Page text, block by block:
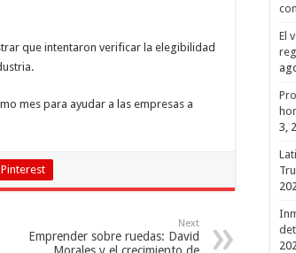
que intentaron verificar la elegibilidad
mes para ayudar a las empresas a
Pinterest
Next
Emprender sobre ruedas: David
El
3,